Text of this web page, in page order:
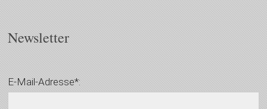
Newsletter
E-Mail-Adresse*: